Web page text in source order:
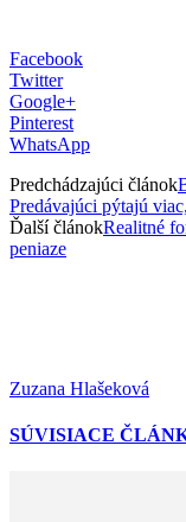
Facebook
Twitter
Google+
Pinterest
WhatsApp
Predchádzajúci článok
Predávajúci pýtajú
Ďalší článokRealitné
peniaze
Zuzana Hlašeková
SÚVISIACE